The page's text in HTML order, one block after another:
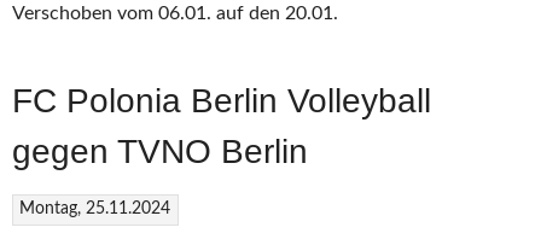
Verschoben vom 06.01. auf den 20.01.
FC Polonia Berlin Volleyball
gegen TVNO Berlin
Montag, 25.11.2024